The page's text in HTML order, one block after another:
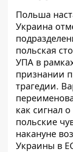
Польша
Украина
польская
УПА в
признании
трагедии.
как сигнал
польские
накануне
Украины в